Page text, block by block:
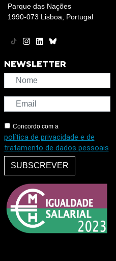
Parque das Nações
1990-073 Lisboa, Portugal
NEWSLETTER
Concordo com a
política de privacidade e de
tratamento de dados pessoais
SUBSCREVER